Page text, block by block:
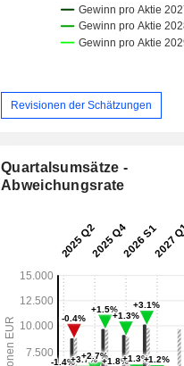
Revisionen der Schätzungen
Quartalsumsätze -
Abweichungsrate